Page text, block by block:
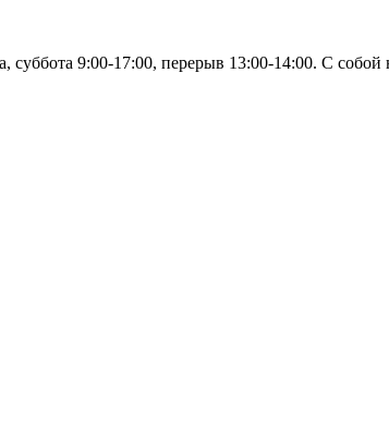
9:00-17:00, перерыв 13:00-14:00. С